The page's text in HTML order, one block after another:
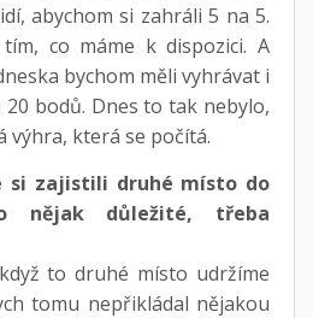
abychom si zahráli 5 na 5.
co máme k dispozici. A
bychom měli vyhrávat i
bodů. Dnes to tak nebylo,
výhra, která se počítá.
si zajistili druhé místo do
nějak důležité, třeba
to druhé místo udržíme
tomu nepřikládal nějakou